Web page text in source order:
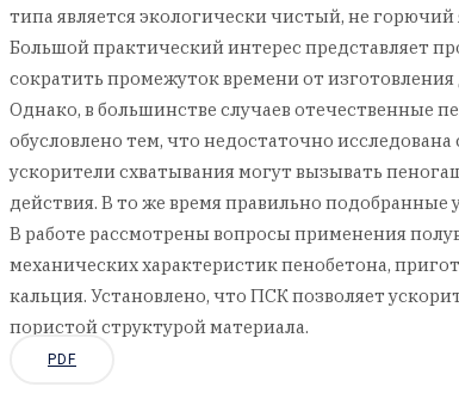
типа является экологически чистый, не
Большой практический интерес представляет
сократить промежуток времени от
Однако, в большинстве случаев отечественные
обусловлено тем, что недостаточно
ускорители схватывания могут вызывать
действия. В то же время правильно подобранные
В работе рассмотрены вопросы применения
механических характеристик пенобетона,
кальция. Установлено, что ПСК позволяет
пористой структурой материала.
PDF